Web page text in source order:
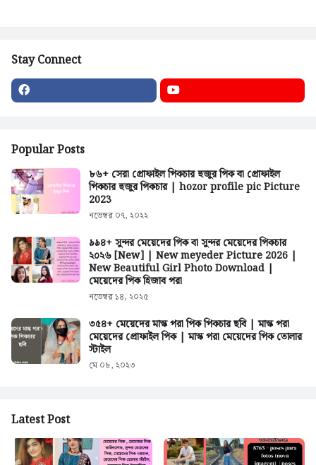
Stay Connect
Popular Posts
৮৬+ সেরা প্রোফাইল পিকচার হুজুর পিক বা প্রোফাইল
পিকচার হুজুর পিকচার | hozor profile pic Picture
2023
নভেম্বর ০৭, ২০২২
৯৯৪+ সুন্দর মেয়েদের পিক বা সুন্দর মেয়েদের পিকচার
২০২৬ [New] | New meyeder Picture 2026 |
New Beautiful Girl Photo Download |
মেয়েদের পিক হিজাব পরা
নভেম্বর ১৪, ২০২৫
৩৫৪+ মেয়েদের মাস্ক পরা পিক পিকচার ছবি | মাস্ক পরা
মেয়েদের প্রোফাইল পিক | মাস্ক পরা মেয়েদের পিক তোলার
স্টাইল
মে ০৮, ২০২৩
Latest Post